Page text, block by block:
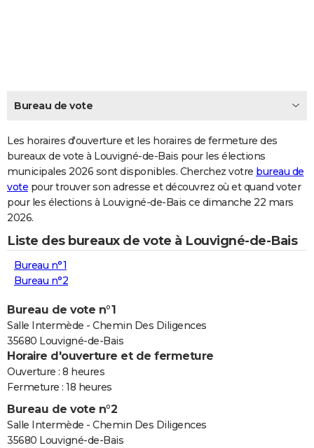
CARTE DE VOEUX
Dictionnaire
Biographies
Citations
Expressions
Proverbes
PROGRAMME TV
COPAINS D'AVANT
S'inscrire
Se connecter
Lycées
Collèges
Primaires
Universités
Entreprises
Service militaire
Avis de recherche
AVIS DE DÉCÈS
FORUM
Bricolage
Lifestyle
Culture
Sport
Auto
Television
Voyage
Cinema
Bureau de vote
Les horaires d'ouverture et les horaires de fermeture des
bureaux de vote à Louvigné-de-Bais pour les élections
municipales 2026 sont disponibles. Cherchez votre bureau de
vote pour trouver son adresse et découvrez où et quand voter
pour les élections à Louvigné-de-Bais ce dimanche 22 mars
2026.
Liste des bureaux de vote à Louvigné-de-Bais
Bureau n°1
Bureau n°2
Bureau de vote n°1
Salle Intermède - Chemin Des Diligences
35680 Louvigné-de-Bais
Horaire d'ouverture et de fermeture
Ouverture : 8 heures
Fermeture : 18 heures
Bureau de vote n°2
Salle Intermède - Chemin Des Diligences
35680 Louvigné-de-Bais